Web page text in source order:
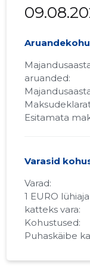
aruanded:
Esitamata
Varasid
Varad:
1 EURO
katteks vara:
Kohustused:
Puhaskäibe